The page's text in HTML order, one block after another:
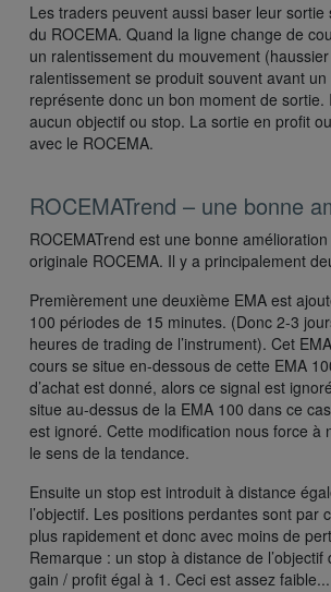
Les traders peuvent aussi baser leur sortie
du ROCEMA. Quand la ligne change de
un ralentissement du mouvement
ralentissement se produit souvent avant
représente donc un bon moment de sortie.
aucun objectif ou stop. La sortie en profit
avec le ROCEMA.
ROCEMATrend – une bonne
ROCEMATrend est une bonne
originale ROCEMA. Il y a principalement
Premièrement une deuxième EMA est
100 périodes de 15 minutes. (Donc 2-3
heures de trading de l’instrument). Cet
cours se situe en-dessous de cette EMA
d’achat est donné, alors ce signal est
situe au-dessus de la EMA 100 dans ce
est ignoré. Cette modification nous force à
le sens de la tendance.
Ensuite un stop est introduit à distance
l’objectif. Les positions perdantes sont par
plus rapidement et donc avec moins de
Remarque : un stop à distance de l’objectif
gain / profit égal à 1. Ceci est assez faible...